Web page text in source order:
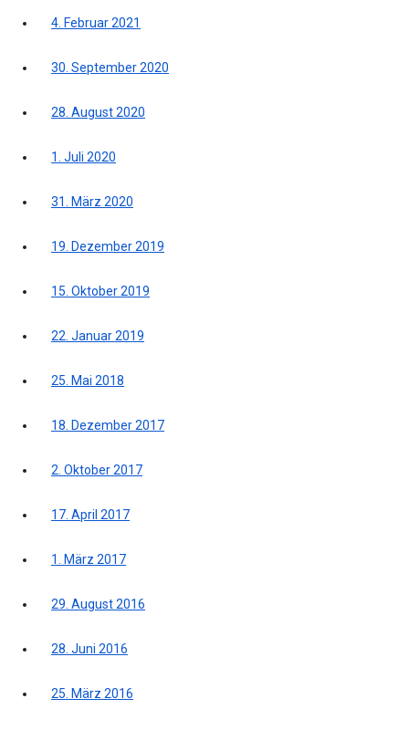
4. Februar 2021
30. September 2020
28. August 2020
1. Juli 2020
31. März 2020
19. Dezember 2019
15. Oktober 2019
22. Januar 2019
25. Mai 2018
18. Dezember 2017
2. Oktober 2017
17. April 2017
1. März 2017
29. August 2016
28. Juni 2016
25. März 2016